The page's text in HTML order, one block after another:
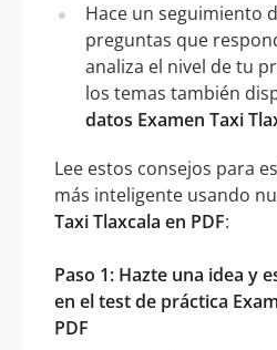
Hace un seguimiento
preguntas que
analiza el nivel de tu
los temas también
datos Examen Taxi
Lee estos consejos para
más inteligente usando
Taxi Tlaxcala en PDF:
Paso 1: Hazte una idea y
en el test de práctica
PDF